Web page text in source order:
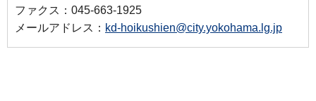
ファクス：045-663-1925
メールアドレス： kd-hoikushien@city.yokohama.lg.jp